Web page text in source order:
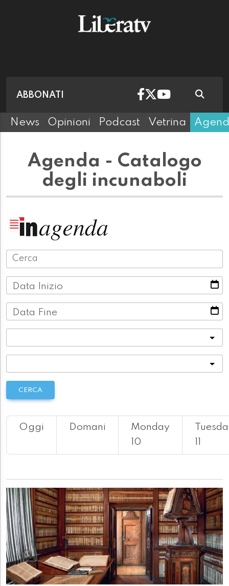
ABBONATI
News Opinioni Podcast Vetrina
Agenda - Catalogo
degli incunaboli
Data Inizio
Data Fine
CERCA
Oggi Domani
Monday
10
11